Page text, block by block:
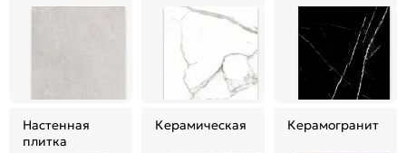
Настенная
плитка
Керамическая Керамогранит